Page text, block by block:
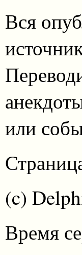
Вся
или
(c)
Время